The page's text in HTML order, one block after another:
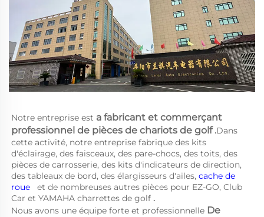
Notre entreprise est a fabricant et commerçant
professionnel de pièces de chariots de golf .Dans
cette activité, notre entreprise fabrique des kits
d'éclairage, des faisceaux, des pare-chocs, des toits, des
pièces de carrosserie, des kits d'indicateurs de direction,
des tableaux de bord, des élargisseurs d'ailes, cache de
roue et de nombreuses autres pièces pour EZ-GO, Club
Car et YAMAHA charrettes de golf .
Nous avons une équipe forte et professionnelle De